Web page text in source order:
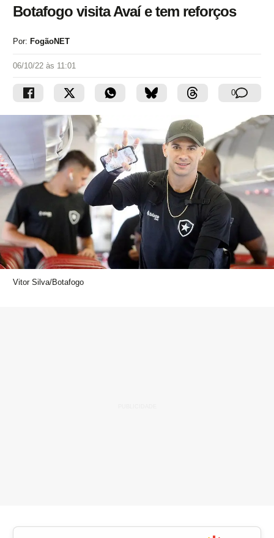
Botafogo visita Avaí e tem reforços
Por: FogãoNET
06/10/22 às 11:01
0
Vitor Silva/Botafogo